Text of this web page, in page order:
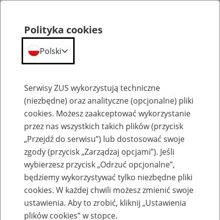
Emerytury
Baza zlikwidowanych lub
przekształconych zakładów pracy
Polityka cookies
Polski
Serwisy ZUS wykorzystują techniczne
(niezbędne) oraz analityczne (opcjonalne) pliki
cookies. Możesz zaakceptować wykorzystanie
przez nas wszystkich takich plików (przycisk
„Przejdź do serwisu”) lub dostosować swoje
zgody (przycisk „Zarządzaj opcjami”). Jeśli
wybierzesz przycisk „Odrzuć opcjonalne”,
będziemy wykorzystywać tylko niezbędne pliki
cookies. W każdej chwili możesz zmienić swoje
ustawienia. Aby to zrobić, kliknij „Ustawienia
plików cookies” w stopce.